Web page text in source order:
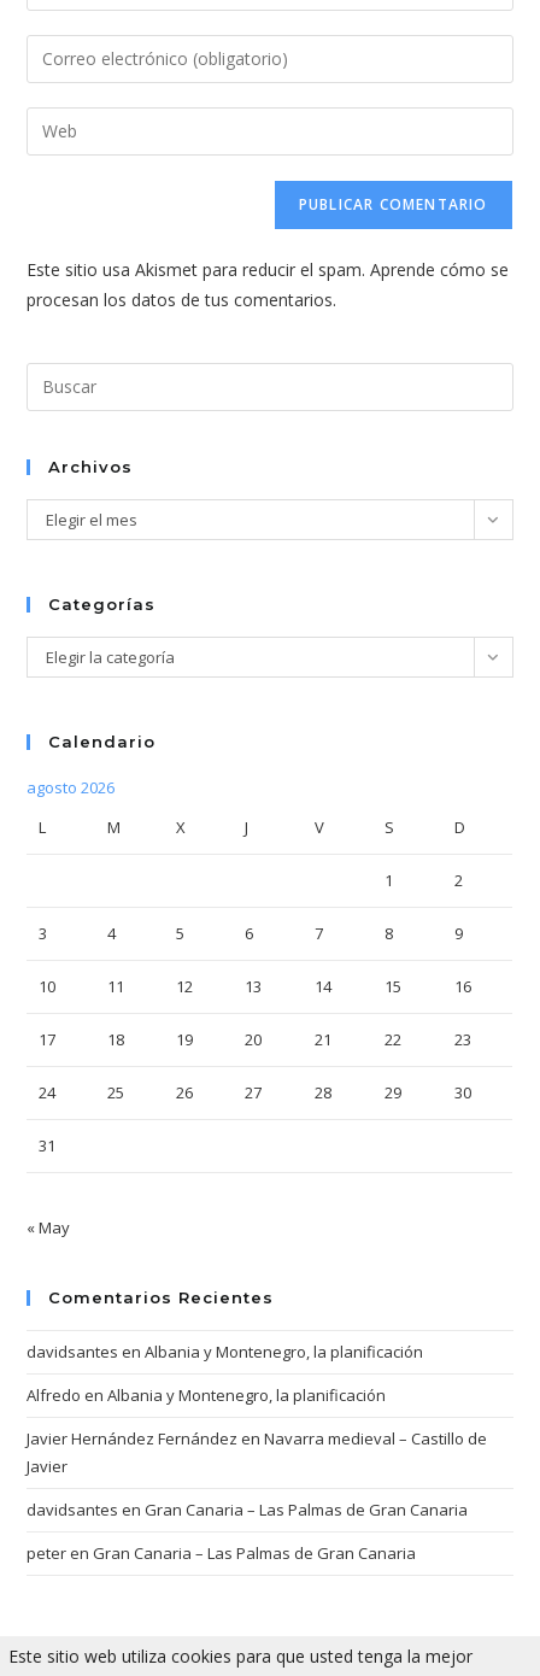
tu
nombre
de
usuario
Introduce
tu
dirección
de
comentar
Introduce
la
web
(opcional)
Este sitio usa Akismet para reducir el spam.Aprende cómo se
procesan los datos de tus comentarios.
el
Archivos
Archivos
Elegir el mes
Categorías
Categorías
Elegir la categoría
Calendario
agosto 2026
L
M X J V S D
1 2
3 4 5 6 7 8 9
10 11 12 13 14 15 16
17 18 19 20 21 22 23
24 25 26 27 28 29 30
31
« May
Comentarios Recientes
davidsantes enAlbania y Montenegro, la planificación
Alfredo enAlbania y Montenegro, la planificación
Javier Hernández Fernández enNavarra medieval – Castillo de
Javier
davidsantes enGran Canaria – Las Palmas de Gran Canaria
peterenGran Canaria – Las Palmas de Gran Canaria
Este sitio web utiliza cookies para que usted tenga la mejor